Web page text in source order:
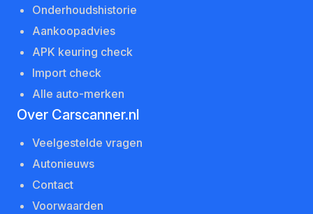
Onderhoudshistorie
Aankoopadvies
APK keuring check
Import check
Alle auto-merken
Over Carscanner.nl
Veelgestelde vragen
Autonieuws
Contact
Voorwaarden